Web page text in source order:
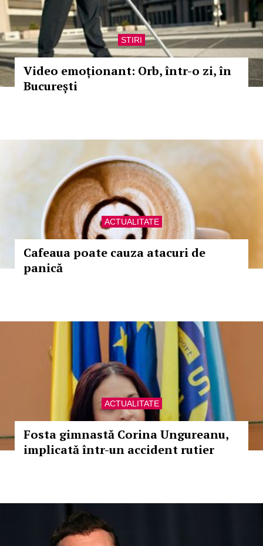
STIRI
Video emoționant: Orb, într-o zi, în
București
ACTUALITATE
Cafeaua poate cauza atacuri de
panică
ACTUALITATE
Fosta gimnastă Corina Ungureanu,
implicată într-un accident rutier